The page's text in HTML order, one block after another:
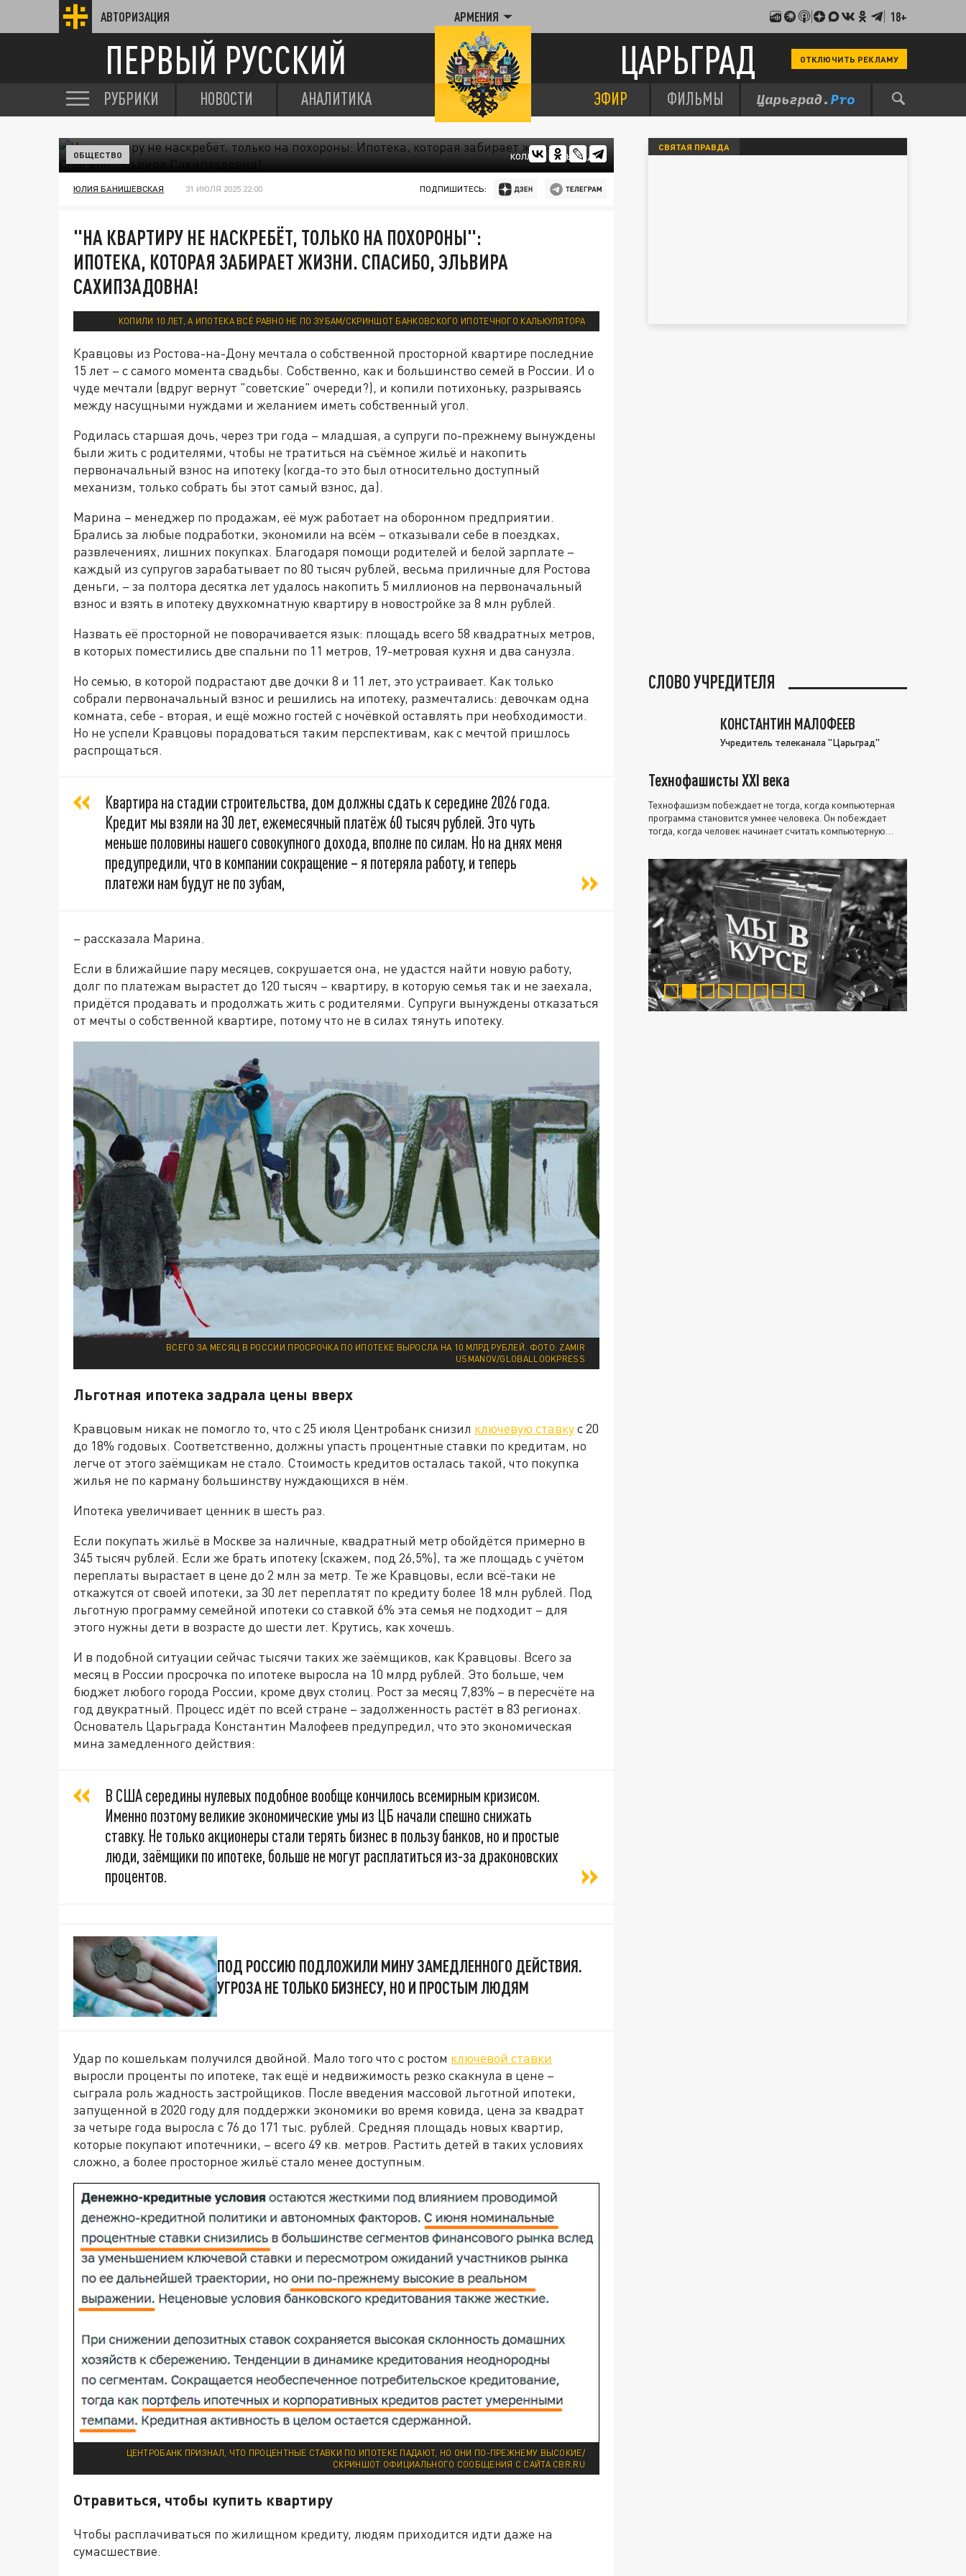
АВТОРИЗАЦИЯ АРМЕНИЯ 18+
ПЕРВЫЙ РУССКИЙ ЦАРЬГРАД ОТКЛЮЧИТЬ РЕКЛАМУ
РУБРИКИ НОВОСТИ АНАЛИТИКА ЭФИР ФИЛЬМЫ
КОЛЛАЖ ЦАРЬГРАДА
ОБЩЕСТВО
ЮЛИЯ БАНИШЕВСКАЯ 31 ИЮЛЯ 2025 22:00 ПОДПИШИТЕСЬ:
"НА КВАРТИРУ НЕ НАСКРЕБЁТ, ТОЛЬКО НА ПОХОРОНЫ":
ИПОТЕКА, КОТОРАЯ ЗАБИРАЕТ ЖИЗНИ. СПАСИБО, ЭЛЬВИРА
САХИПЗАДОВНА!
КОПИЛИ 10 ЛЕТ, А ИПОТЕКА ВСЁ РАВНО НЕ ПО ЗУБАМ/СКРИНШОТ БАНКОВСКОГО ИПОТЕЧНОГО КАЛЬКУЛЯТОРА
Кравцовы из Ростова-на-Дону мечтала о собственной просторной квартире последние
15 лет – с самого момента свадьбы. Собственно, как и большинство семей в России. И о
чуде мечтали (вдруг вернут "советские" очереди?), и копили потихоньку, разрываясь
между насущными нуждами и желанием иметь собственный угол.
Родилась старшая дочь, через три года – младшая, а супруги по-прежнему вынуждены
были жить с родителями, чтобы не тратиться на съёмное жильё и накопить
первоначальный взнос на ипотеку (когда-то это был относительно доступный
механизм, только собрать бы этот самый взнос, да).
Марина – менеджер по продажам, её муж работает на оборонном предприятии.
Брались за любые подработки, экономили на всём – отказывали себе в поездках,
развлечениях, лишних покупках. Благодаря помощи родителей и белой зарплате –
каждый из супругов зарабатывает по 80 тысяч рублей, весьма приличные для Ростова
деньги, – за полтора десятка лет удалось накопить 5 миллионов на первоначальный
взнос и взять в ипотеку двухкомнатную квартиру в новостройке за 8 млн рублей.
Назвать её просторной не поворачивается язык: площадь всего 58 квадратных метров,
в которых поместились две спальни по 11 метров, 19-метровая кухня и два санузла.
Но семью, в которой подрастают две дочки 8 и 11 лет, это устраивает. Как только
собрали первоначальный взнос и решились на ипотеку, размечтались: девочкам одна
комната, себе - вторая, и ещё можно гостей с ночёвкой оставлять при необходимости.
Но не успели Кравцовы порадоваться таким перспективам, как с мечтой пришлось
распрощаться.
Квартира на стадии строительства, дом должны сдать к середине 2026 года.
Кредит мы взяли на 30 лет, ежемесячный платёж 60 тысяч рублей. Это чуть
меньше половины нашего совокупного дохода, вполне по силам. Но на днях меня
предупредили, что в компании сокращение – я потеряла работу, и теперь
платежи нам будут не по зубам,
– рассказала Марина.
Если в ближайшие пару месяцев, сокрушается она, не удастся найти новую работу,
долг по платежам вырастет до 120 тысяч – квартиру, в которую семья так и не заехала,
придётся продавать и продолжать жить с родителями. Супруги вынуждены отказаться
от мечты о собственной квартире, потому что не в силах тянуть ипотеку.
ВСЕГО ЗА МЕСЯЦ В РОССИИ ПРОСРОЧКА ПО ИПОТЕКЕ ВЫРОСЛА НА 10 МЛРД РУБЛЕЙ. ФОТО: ZAMIR
USMANOV/GLOBALLOOKPRESS
Льготная ипотека задрала цены вверх
Кравцовым никак не помогло то, что с 25 июля Центробанк снизил ключевую ставкус 20
до 18% годовых. Соответственно, должны упасть процентные ставки по кредитам, но
легче от этого заёмщикам не стало. Стоимость кредитов осталась такой, что покупка
жилья не по карману большинству нуждающихся в нём.
Ипотека увеличивает ценник в шесть раз.
Если покупать жильё в Москве за наличные, квадратный метр обойдётся примерно в
345 тысяч рублей. Если же брать ипотеку (скажем, под 26,5%), та же площадь с учётом
переплаты вырастает в цене до 2 млн за метр. Те же Кравцовы, если всё-таки не
откажутся от своей ипотеки, за 30 лет переплатят по кредиту более 18 млн рублей. Под
льготную программу семейной ипотеки со ставкой 6% эта семья не подходит – для
этого нужны дети в возрасте до шести лет. Крутись, как хочешь.
И в подобной ситуации сейчас тысячи таких же заёмщиков, как Кравцовы. Всего за
месяц в России просрочка по ипотеке выросла на 10 млрд рублей. Это больше, чем
бюджет любого города России, кроме двух столиц. Рост за месяц 7,83% – в пересчёте на
год двукратный. Процесс идёт по всей стране – задолженность растёт в 83 регионах.
Основатель Царьграда Константин Малофеев предупредил, что это экономическая
мина замедленного действия:
В США середины нулевых подобное вообще кончилось всемирным кризисом.
Именно поэтому великие экономические умы из ЦБ начали спешно снижать
ставку. Не только акционеры стали терять бизнес в пользу банков, но и простые
люди, заёмщики по ипотеке, больше не могут расплатиться из-за драконовских
процентов.
ПОД РОССИЮ ПОДЛОЖИЛИ МИНУ ЗАМЕДЛЕННОГО ДЕЙСТВИЯ.
УГРОЗА НЕ ТОЛЬКО БИЗНЕСУ, НО И ПРОСТЫМ ЛЮДЯМ
Удар по кошелькам получился двойной. Мало того что с ростом ключевой ставки
выросли проценты по ипотеке, так ещё и недвижимость резко скакнула в цене –
сыграла роль жадность застройщиков. После введения массовой льготной ипотеки,
запущенной в 2020 году для поддержки экономики во время ковида, цена за квадрат
за четыре года выросла с 76 до 171 тыс. рублей. Средняя площадь новых квартир,
которые покупают ипотечники, – всего 49 кв. метров. Растить детей в таких условиях
сложно, а более просторное жильё стало менее доступным.
ЦЕНТРОБАНК ПРИЗНАЛ, ЧТО ПРОЦЕНТНЫЕ СТАВКИ ПО ИПОТЕКЕ ПАДАЮТ, НО ОНИ ПО-ПРЕЖНЕМУ ВЫСОКИЕ/
СКРИНШОТ ОФИЦИАЛЬНОГО СООБЩЕНИЯ С САЙТА CBR.RU
Отравиться, чтобы купить квартиру
Чтобы расплачиваться по жилищном кредиту, людям приходится идти даже на
сумасшествие.
СВЯТАЯ ПРАВДА
СЛОВО УЧРЕДИТЕЛЯ
КОНСТАНТИН МАЛОФЕЕВ
Учредитель телеканала "Царьград"
Технофашисты XXI века
Технофашизм побеждает не тогда, когда компьютерная
программа становится умнее человека. Он побеждает
тогда, когда человек начинает считать компьютерную